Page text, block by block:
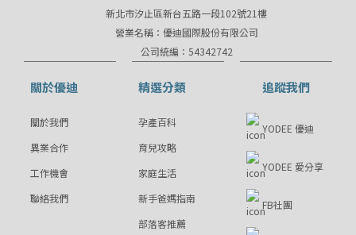
新北市汐止區新台五路一段102號21樓
營業名稱：優迪國際股份有限公司
公司統編：54342742
關於優迪
關於我們
異業合作
工作機會
聯絡我們
精選分類
孕產百科
育兒攻略
家庭生活
新手爸媽指南
部落客推薦
追蹤我們
YODEE 優迪
YODEE 愛分享
FB社團